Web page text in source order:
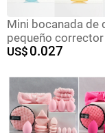
Mini bocanada de
pequeño
colchón de aire
azúcar esponja de
maquillaje al por
mini bocanada de
US$ 0.027